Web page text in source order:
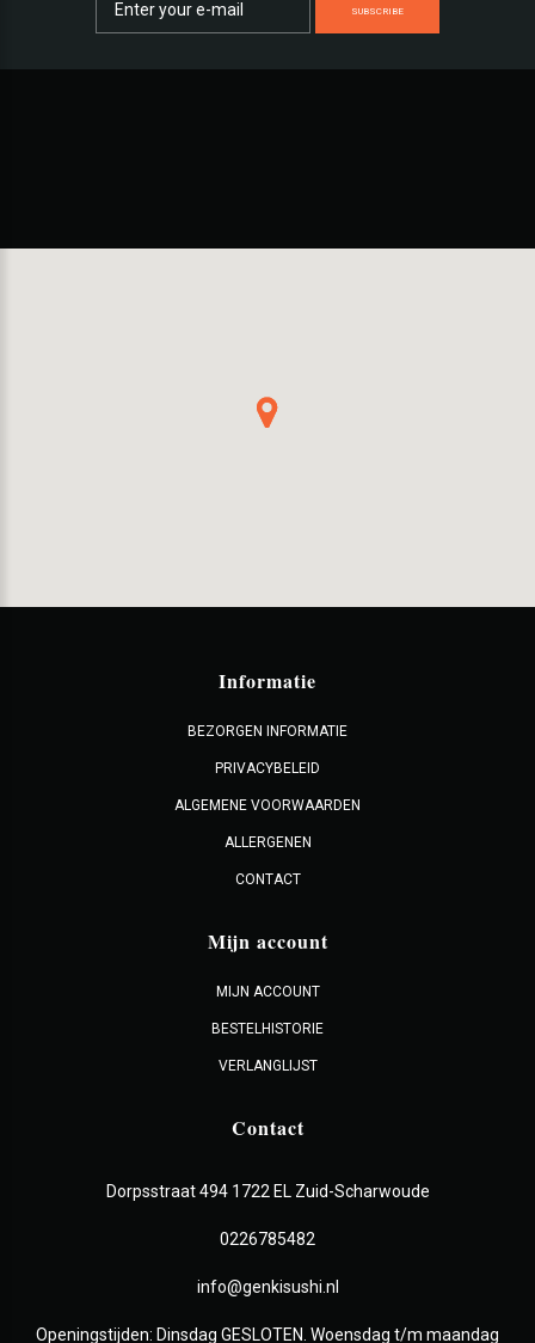
SUBSCRIBE
Informatie
BEZORGEN INFORMATIE
PRIVACYBELEID
ALGEMENE VOORWAARDEN
ALLERGENEN
CONTACT
Mijn account
MIJN ACCOUNT
BESTELHISTORIE
VERLANGLIJST
Contact
Dorpsstraat 494 1722 EL Zuid-Scharwoude
0226785482
info@genkisushi.nl
Openingstijden: Dinsdag GESLOTEN. Woensdag t/m maandag